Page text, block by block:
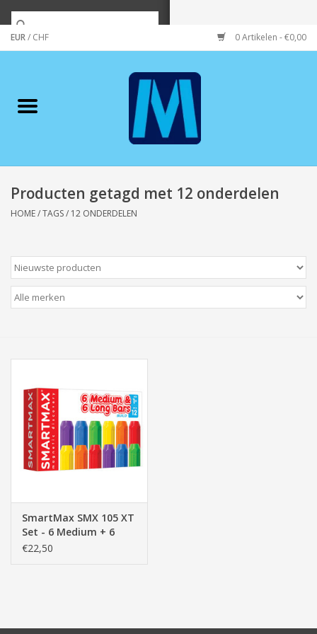
EUR/ CHF 0 Artikelen - €0,00
Merken
Wonen/koken/huishouden
Wenskaarten
Zeeuws/Streek
Boeken
Elektra
Baby & Peuter
Speelgoed & hobby
Cadeau & feest
Producten getagd met 12 onderdelen
HOME/TAGS/ 12 ONDERDELEN
SmartMax SMX 105 XT
Set - 6 Medium + 6
Long Bars
€22,50